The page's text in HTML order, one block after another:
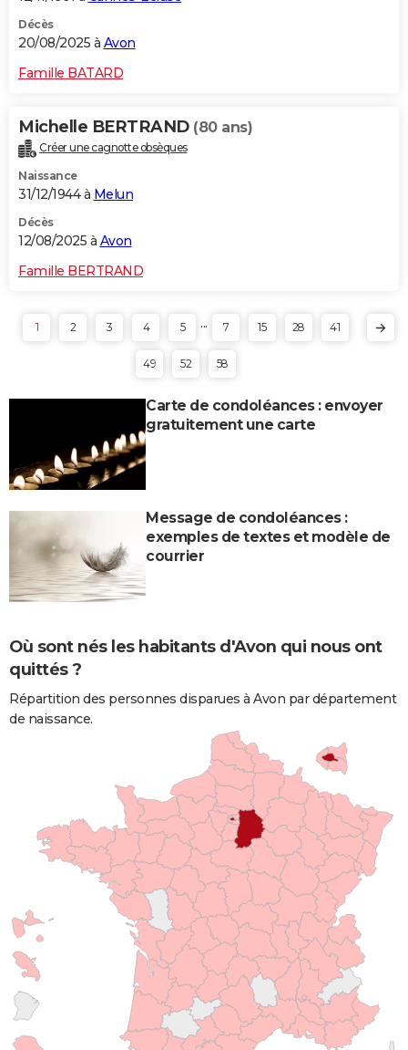
Décès
20/08/2025 à Avon
Famille BATARD
Michelle BERTRAND (80 ans)
Créer une cagnotte obsèques
Naissance
31/12/1944 à Melun
Décès
12/08/2025 à Avon
Famille BERTRAND
1 2 3 4 5 ... 7 15 28 41
49 52 58
Carte de condoléances : envoyer
gratuitement une carte
Message de condoléances :
exemples de textes et modèle de
courrier
Où sont nés les habitants d'Avon qui nous ont
quittés ?
Répartition des personnes disparues à Avon par département
de naissance.